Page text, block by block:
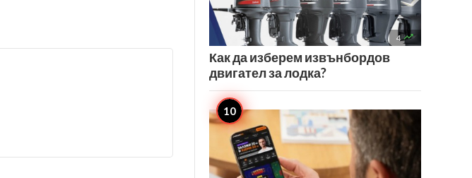
4 
Как да изберем извънбордов
двигател за лодка?